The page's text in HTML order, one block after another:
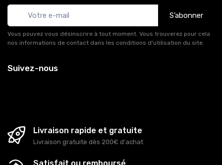
S’abonner
Vous pouvez vous désinscrire à tout moment. Vous trouverez pour cela
nos informations de contact dans les conditions d'utilisation du site.
Suivez-nous
Livraison rapide et gratuite
Livraison gratuite dès 200€ d'achat